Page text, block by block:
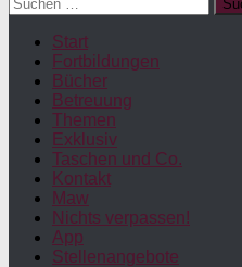
nach:
Start
Fortbildungen
Bücher
Betreuung
Themen
Exklusiv
Taschen und Co.
Kontakt
Maw
Nichts verpassen!
App
Stellenangebote